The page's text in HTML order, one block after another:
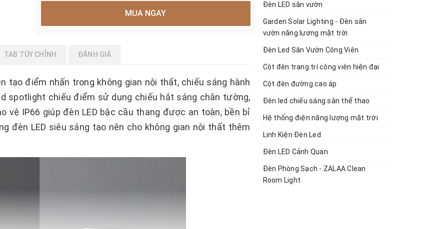
MUA NGAY
TAB TÙY CHỈNH ĐÁNH GIÁ
tạo điểm nhấn trong không gian nội thất, chiếu sáng hành
spotlight chiếu điểm sử dụng chiếu hắt sáng chân tường,
vệ IP66 giúp đèn LED bậc cầu thang được an toàn, bền bỉ
đèn LED siêu sáng tạo nên cho không gian nội thất thêm
Đèn LED sân vườn
Garden Solar Lighting - Đèn sân
vườn năng lượng mặt trời
Đèn Led Sân Vườn Công Viên
Cột đèn trang trí công viên hiện đại
Cột đèn đường cao áp
Đèn led chiếu sáng sân thể thao
Hệ thống điện năng lượng mặt trời
Linh Kiện Đèn Led
Đèn LED Cảnh Quan
Đèn Phòng Sạch - ZALAA Clean
Room Light